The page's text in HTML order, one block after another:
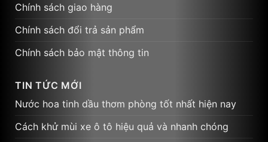
Chính sách giao hàng
Chính sách đổi trả sản phẩm
Chính sách bảo mật thông tin
TIN TỨC MỚI
Nước hoa tinh dầu thơm phòng tốt nhất hiện nay
Cách khử mùi xe ô tô hiệu quả và nhanh chóng